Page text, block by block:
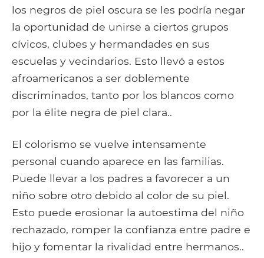
los negros de piel oscura se les podría negar
la oportunidad de unirse a ciertos grupos
cívicos, clubes y hermandades en sus
escuelas y vecindarios. Esto llevó a estos
afroamericanos a ser doblemente
discriminados, tanto por los blancos como
por la élite negra de piel clara..
El colorismo se vuelve intensamente
personal cuando aparece en las familias.
Puede llevar a los padres a favorecer a un
niño sobre otro debido al color de su piel.
Esto puede erosionar la autoestima del niño
rechazado, romper la confianza entre padre e
hijo y fomentar la rivalidad entre hermanos..